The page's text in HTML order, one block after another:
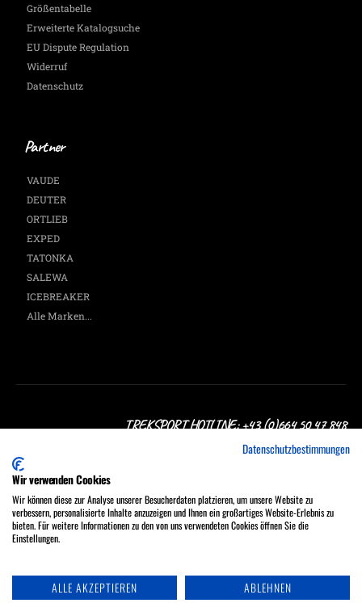
Größentabelle
Erweiterte Katalogsuche
EU Dispute Regulation
Widerruf
Datenschutz
Partner
VAUDE
DEUTER
ORTLIEB
EXPED
TATONKA
SALEWA
ICEBREAKER
Alle Marken...
TREKSPORT HOTLINE: +43 (0)664 50 47 848
Treksport Outdoor Shop, A-1060 Wien, Stumpergasse 16
MO - FR 9:30 - 18:00, SA 9:30 - 17:00 Uhr
Tel.: +43 (0)664 50 47 848
Datenschutzbestimmungen
Wir verwenden Cookies
Wir können diese zur Analyse unserer Besucherdaten platzieren, um unsere Website zu
verbessern, personalisierte Inhalte anzuzeigen und Ihnen ein großartiges Website-Erlebnis zu
bieten. Für weitere Informationen zu den von uns verwendeten Cookies öffnen Sie die
Einstellungen.
ALLE AKZEPTIEREN ABLEHNEN